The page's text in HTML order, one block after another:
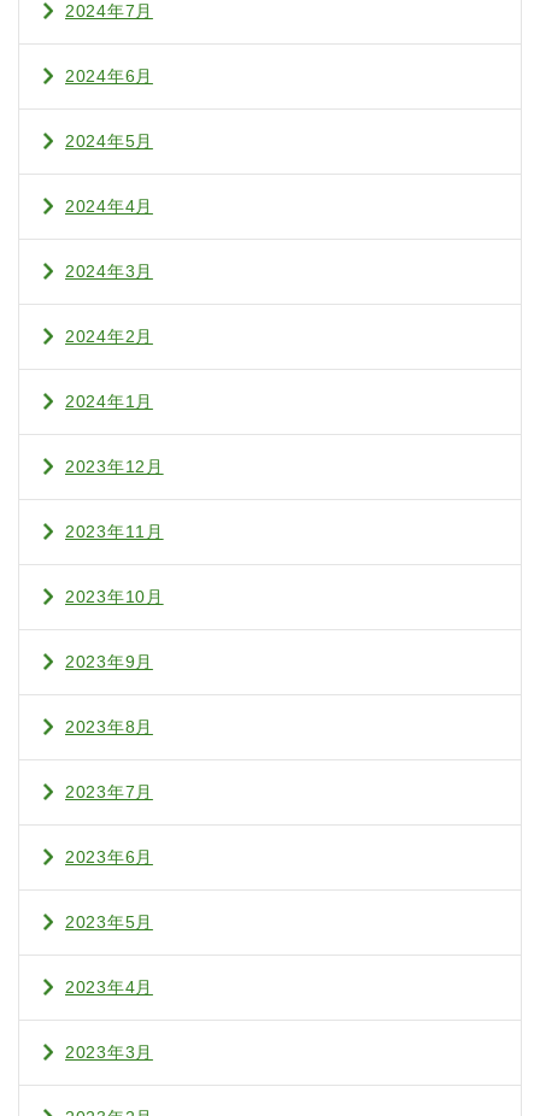
2024年7月
2024年6月
2024年5月
2024年4月
2024年3月
2024年2月
2024年1月
2023年12月
2023年11月
2023年10月
2023年9月
2023年8月
2023年7月
2023年6月
2023年5月
2023年4月
2023年3月